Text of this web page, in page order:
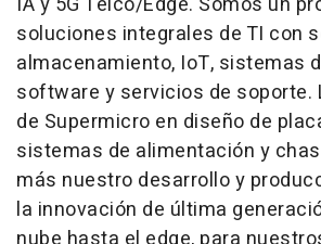
soluciones integrales de TI con
almacenamiento, IoT, sistemas
software y servicios de soporte.
de Supermicro en diseño de
sistemas de alimentación y
más nuestro desarrollo y
la innovación de última